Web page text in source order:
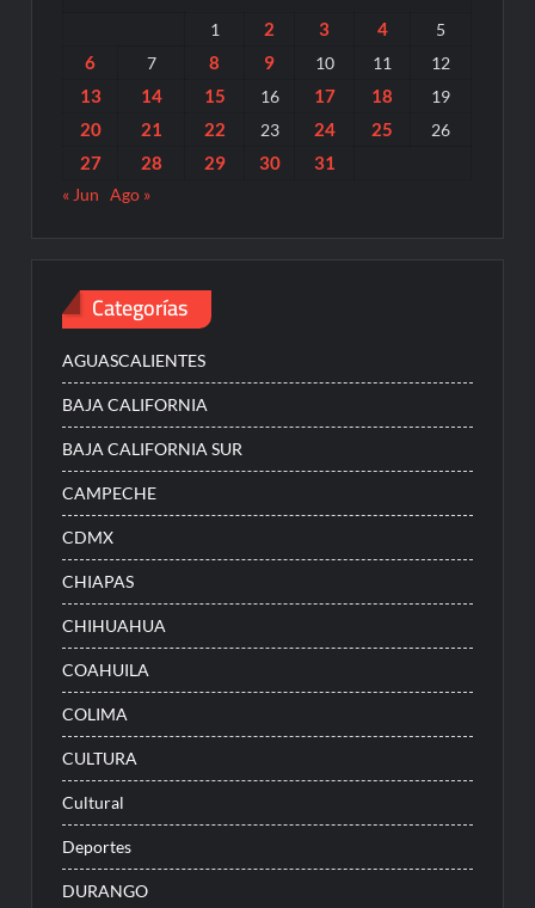
1
2 3 4 5
6 7 8 9 10 11 12
13 14 15 16 17 18 19
20 21 22 23 24 25 26
27 28 29 30 31
« Jun Ago »
Categorías
AGUASCALIENTES
BAJA CALIFORNIA
BAJA CALIFORNIA SUR
CAMPECHE
CDMX
CHIAPAS
CHIHUAHUA
COAHUILA
COLIMA
CULTURA
Cultural
Deportes
DURANGO